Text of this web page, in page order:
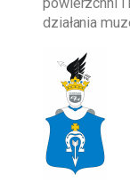
działania